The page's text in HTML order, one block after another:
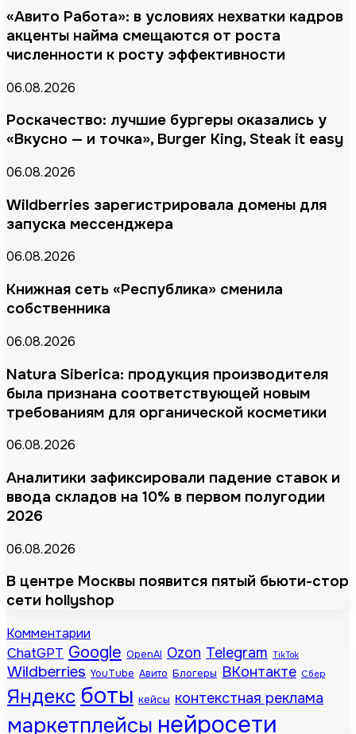
«Авито Работа»: в условиях нехватки кадров
акценты найма смещаются от роста
численности к росту эффективности
06.08.2026
Роскачество: лучшие бургеры оказались у
«Вкусно — и точка», Burger King, Steak it easy
06.08.2026
Wildberries зарегистрировала домены для
запуска мессенджера
06.08.2026
Книжная сеть «Республика» сменила
собственника
06.08.2026
Natura Siberica: продукция производителя
была признана соответствующей новым
требованиям для органической косметики
06.08.2026
Аналитики зафиксировали падение ставок и
ввода складов на 10% в первом полугодии
2026
06.08.2026
В центре Москвы появится пятый бьюти-стор
сети hollyshop
Комментарии
ChatGPT Google OpenAI Ozon Telegram TikTok
Wildberries YouTube Авито Блогеры ВКонтакте Сбер
Яндекс боты кейсы контекстная реклама
маркетплейсы нейросети